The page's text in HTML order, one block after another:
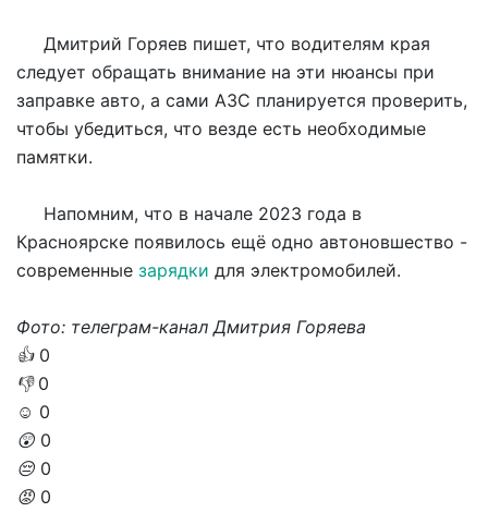
Дмитрий Горяев пишет, что водителям края
следует обращать внимание на эти нюансы при
заправке авто, а сами АЗС планируется проверить,
чтобы убедиться, что везде есть необходимые
памятки.
Напомним, что в начале 2023 года в
Красноярске появилось ещё одно автоновшество -
современные зарядки для электромобилей.
Фото: телеграм-канал Дмитрия Горяева
👍 0
👎 0
☺️ 0
😲 0
😔 0
😡 0